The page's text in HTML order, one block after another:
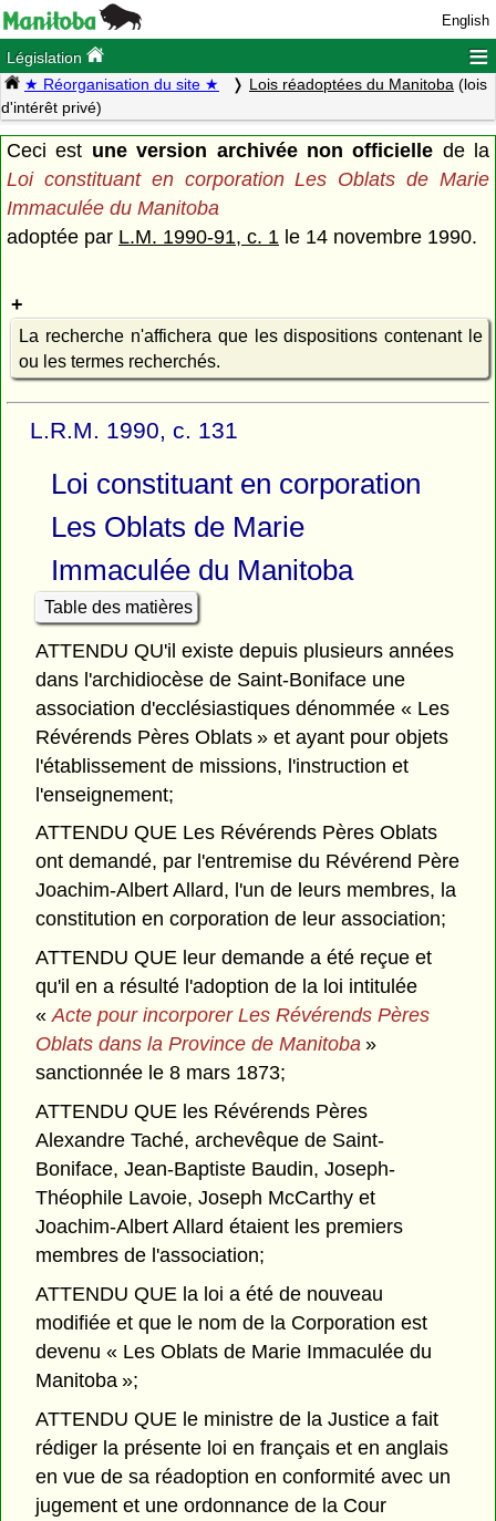
English
Législation ≡
★ Réorganisation du site ★ Lois réadoptées du Manitoba (lois
d'intérêt privé)
Ceci est une version archivée non officielle de la
Loi constituant en corporation Les Oblats de Marie
Immaculée du Manitoba
adoptée par L.M. 1990-91, c. 1 le 14 novembre 1990.
La recherche n'affichera que les dispositions contenant le
ou les termes recherchés.
L.R.M. 1990, c. 131
Loi constituant en corporation
Les Oblats de Marie
Immaculée du Manitoba
Table des matières
ATTENDU QU'il existe depuis plusieurs années
dans l'archidiocèse de Saint-Boniface une
association d'ecclésiastiques dénommée « Les
Révérends Pères Oblats » et ayant pour objets
l'établissement de missions, l'instruction et
l'enseignement;
ATTENDU QUE Les Révérends Pères Oblats
ont demandé, par l'entremise du Révérend Père
Joachim-Albert Allard, l'un de leurs membres, la
constitution en corporation de leur association;
ATTENDU QUE leur demande a été reçue et
qu'il en a résulté l'adoption de la loi intitulée
«Acte pour incorporer Les Révérends Pères
Oblats dans la Province de Manitoba »
sanctionnée le 8 mars 1873;
ATTENDU QUE les Révérends Pères
Alexandre Taché, archevêque de Saint-
Boniface, Jean-Baptiste Baudin, Joseph-
Théophile Lavoie, Joseph McCarthy et
Joachim-Albert Allard étaient les premiers
membres de l'association;
ATTENDU QUE la loi a été de nouveau
modifiée et que le nom de la Corporation est
devenu « Les Oblats de Marie Immaculée du
Manitoba »;
ATTENDU QUE le ministre de la Justice a fait
rédiger la présente loi en français et en anglais
en vue de sa réadoption en conformité avec un
jugement et une ordonnance de la Cour